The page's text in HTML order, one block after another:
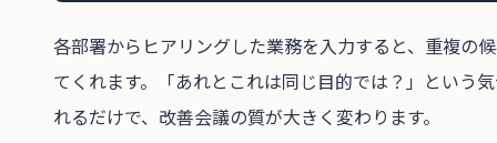
各部署からヒアリングした業務を入力すると、重複の
てくれます。「あれとこれは同じ目的では？」という
れるだけで、改善会議の質が大きく変わります。